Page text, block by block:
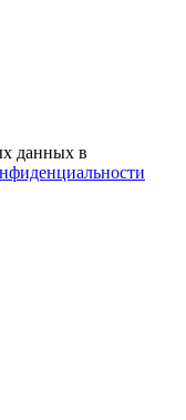
данных в